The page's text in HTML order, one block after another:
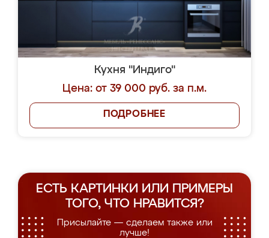
Кухня "Индиго"
Цена: от 39 000 руб. за п.м.
ПОДРОБНЕЕ
ЕСТЬ КАРТИНКИ ИЛИ ПРИМЕРЫ
ТОГО, ЧТО НРАВИТСЯ?
Присылайте — сделаем также или
лучше!